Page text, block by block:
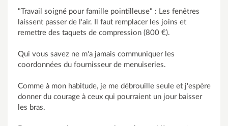
"Travail soigné pour famille pointilleuse" : Les fenêtres
laissent passer de l'air. Il faut remplacer les joins et
remettre des taquets de compression (800 €).
Qui vous savez ne m'a jamais communiquer les
coordonnées du fournisseur de menuiseries.
Comme à mon habitude, je me débrouille seule et j'espère
donner du courage à ceux qui pourraient un jour baisser
les bras.